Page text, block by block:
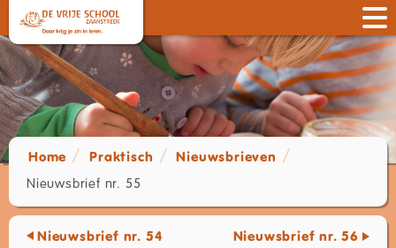
Home Praktisch
Nieuwsbrieven
Nieuwsbrief nr. 55
Nieuwsbrief nr. 54 Nieuwsbrief nr. 56